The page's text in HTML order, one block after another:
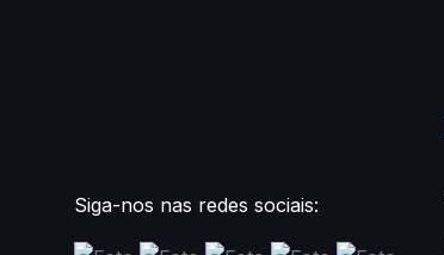
Siga-nos nas redes sociais: